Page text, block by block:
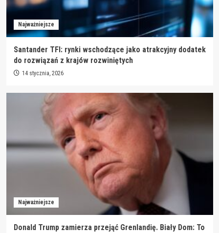
Najważniejsze
Santander TFI: rynki wschodzące jako atrakcyjny dodatek
do rozwiązań z krajów rozwiniętych
14 stycznia, 2026
Najważniejsze
Donald Trump zamierza przejąć Grenlandię. Biały Dom: To